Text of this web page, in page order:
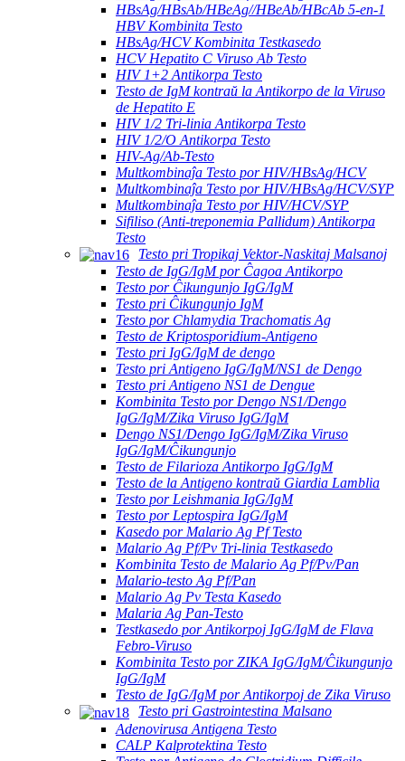
HBsAg/HBsAb/HBeAg//HBeAb/HBcAb 5-en-1
HBV Kombinita Testo
HBsAg/HCV Kombinita Testkasedo
HCV Hepatito C Viruso Ab Testo
HIV 1+2 Antikorpa Testo
Testo de IgM kontraŭ la Antikorpo de la Viruso
de Hepatito E
HIV 1/2 Tri-linia Antikorpa Testo
HIV 1/2/O Antikorpa Testo
HIV-Ag/Ab-Testo
Multkombinaĵa Testo por HIV/HBsAg/HCV
Multkombinaĵa Testo por HIV/HBsAg/HCV/SYP
Multkombinaĵa Testo por HIV/HCV/SYP
Sifiliso (Anti-treponemia Pallidum) Antikorpa
Testo
Testo pri Tropikaj Vektor-Naskitaj Malsanoj
Testo de IgG/IgM por Ĉagoa Antikorpo
Testo por Ĉikungunjo IgG/IgM
Testo pri Ĉikungunjo IgM
Testo por Chlamydia Trachomatis Ag
Testo de Kriptosporidium-Antigeno
Testo pri IgG/IgM de dengo
Testo pri Antigeno IgG/IgM/NS1 de Dengo
Testo pri Antigeno NS1 de Dengue
Kombinita Testo por Dengo NS1/Dengo
IgG/IgM/Zika Viruso IgG/IgM
Dengo NS1/Dengo IgG/IgM/Zika Viruso
IgG/IgM/Ĉikungunjo
Testo de Filarioza Antikorpo IgG/IgM
Testo de la Antigeno kontraŭ Giardia Lamblia
Testo por Leishmania IgG/IgM
Testo por Leptospira IgG/IgM
Kasedo por Malario Ag Pf Testo
Malario Ag Pf/Pv Tri-linia Testkasedo
Kombinita Testo de Malario Ag Pf/Pv/Pan
Malario-testo Ag Pf/Pan
Malario Ag Pv Testa Kasedo
Malaria Ag Pan-Testo
Testkasedo por Antikorpoj IgG/IgM de Flava
Febro-Viruso
Kombinita Testo por ZIKA IgG/IgM/Ĉikungunjo
IgG/IgM
Testo de IgG/IgM por Antikorpoj de Zika Viruso
Testo pri Gastrointestina Malsano
Adenovirusa Antigena Testo
CALP Kalprotektina Testo